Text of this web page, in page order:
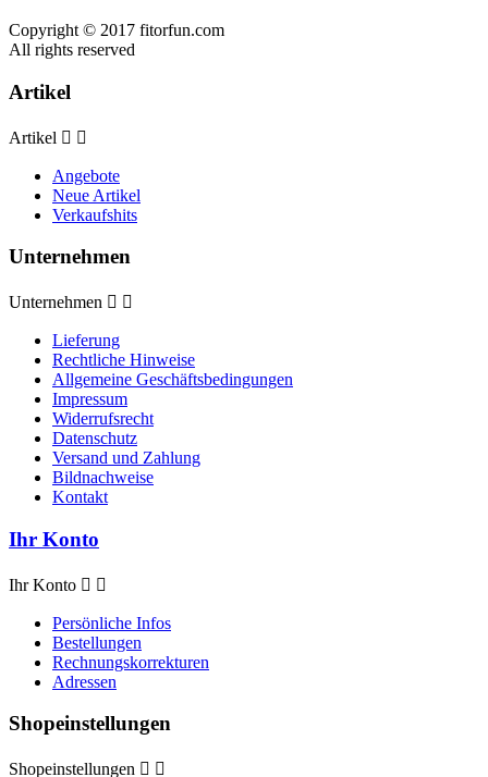
Copyright © 2017 fitorfun.com
All rights reserved
Artikel
Artikel  
Angebote
Neue Artikel
Verkaufshits
Unternehmen
Unternehmen  
Lieferung
Rechtliche Hinweise
Allgemeine Geschäftsbedingungen
Impressum
Widerrufsrecht
Datenschutz
Versand und Zahlung
Bildnachweise
Kontakt
Ihr Konto
Ihr Konto  
Persönliche Infos
Bestellungen
Rechnungskorrekturen
Adressen
Shopeinstellungen
Shopeinstellungen  